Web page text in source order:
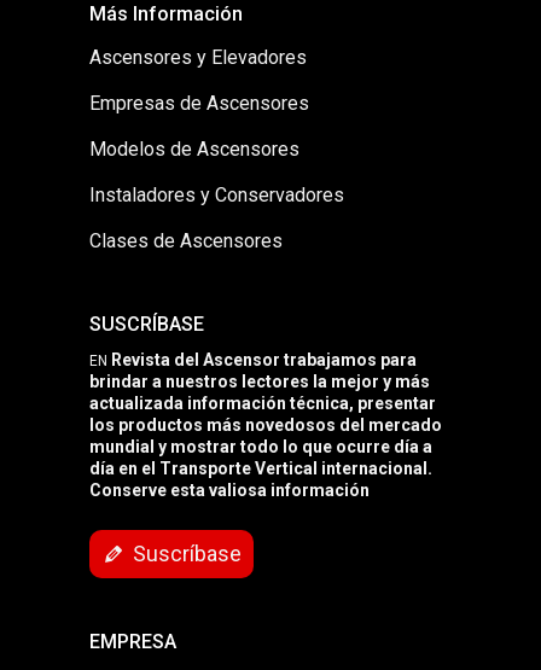
Más Información
Ascensores y Elevadores
Empresas de Ascensores
Modelos de Ascensores
Instaladores y Conservadores
Clases de Ascensores
SUSCRÍBASE
EN Revista del Ascensor trabajamos para
brindar a nuestros lectores la mejor y más
actualizada información técnica, presentar
los productos más novedosos del mercado
mundial y mostrar todo lo que ocurre día a
día en el Transporte Vertical internacional.
Conserve esta valiosa información
Suscríbase
EMPRESA